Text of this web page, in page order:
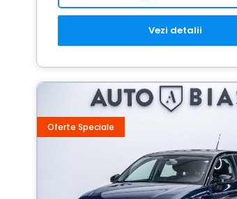
Vezi detalii
Oferte Speciale